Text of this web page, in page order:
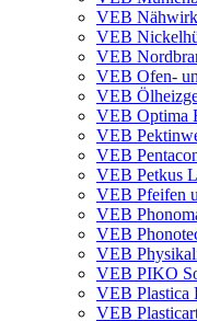
VEB
VEB
VEB
VEB Ofen-
VEB
VEB Optima
VEB
VEB
VEB Petkus
VEB Pfeifen
VEB
VEB
VEB
VEB PIKO
VEB Plastica
VEB